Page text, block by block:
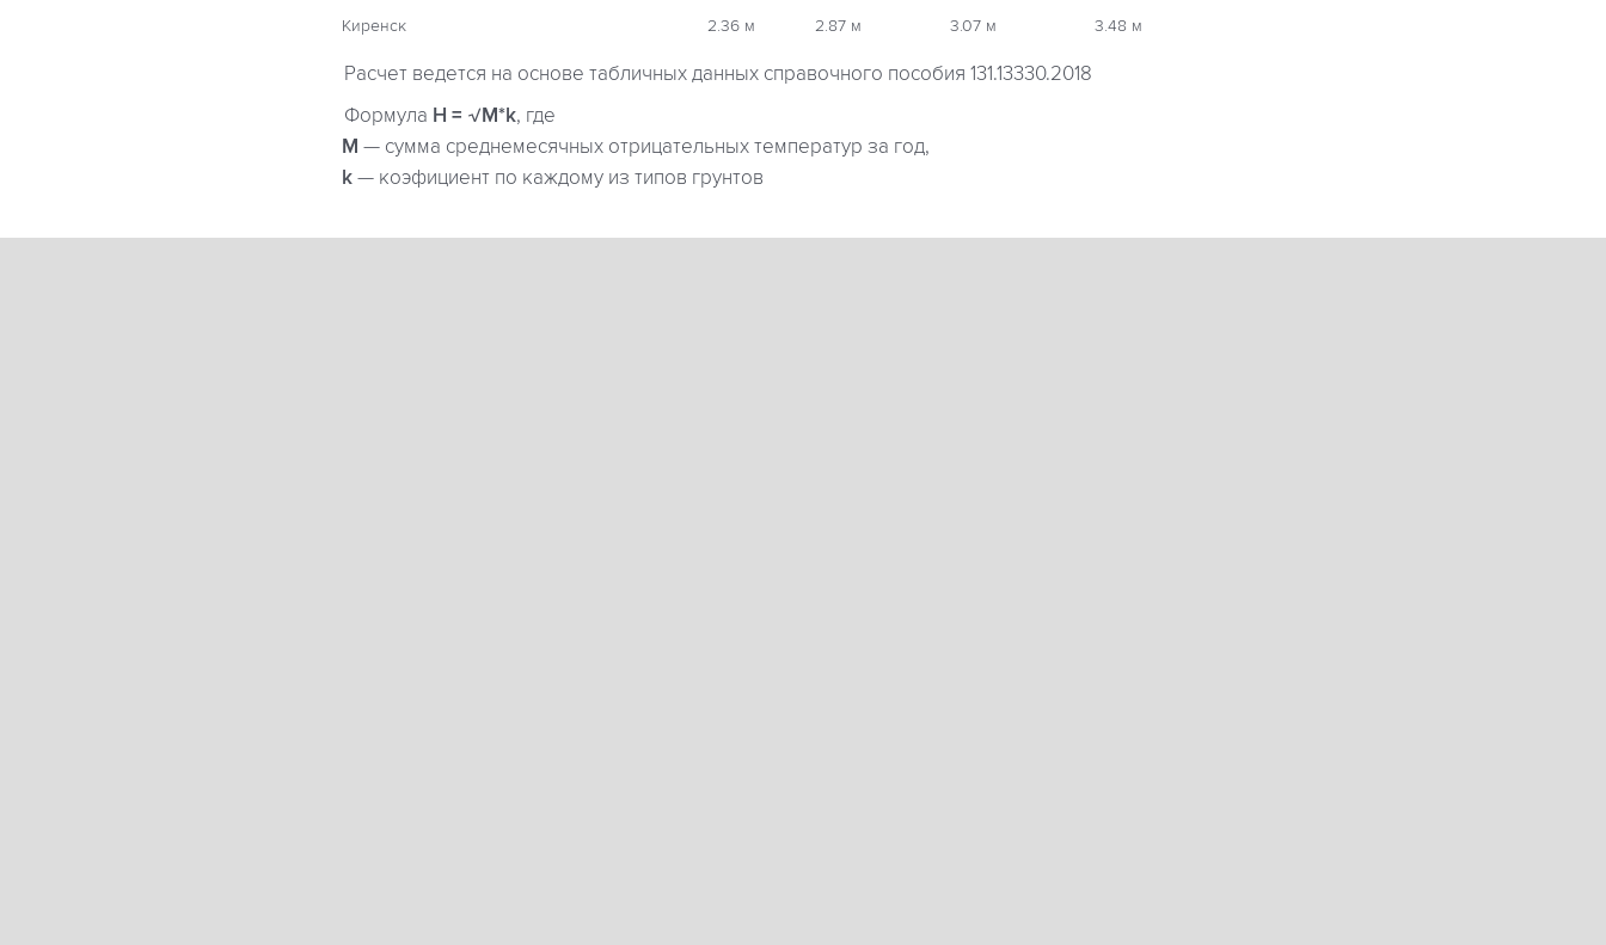
Киренск 2.36 м 2.87 м 3.07 м 3.48 м
Расчет ведется на основе табличных данных справочного пособия 131.13330.2018
Формула H = √M*k, где
М — сумма среднемесячных отрицательных температур за год,
k — коэфициент по каждому из типов грунтов